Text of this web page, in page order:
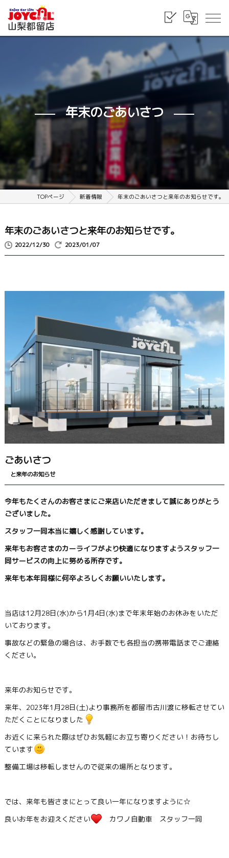
年末のごあいさつ
TOPページ 新着情報 年末のごあいさつと来年のお知らせです。
年末のごあいさつと来年のお知らせです。
2022/12/30 2023/01/07
ごあいさつ
と来年のお知らせ
今年もたくさんのお客さまにご来店いただきまして誠にありがとう
ございました。
スタッフ一同本当に嬉しく感謝しています。
来年もお客さまのカーライフがより快適になりますようスタッフ一
同サービスの向上に努める所存です。
来年も本年同様に何卒よろしくお願いいたします。
当店は12月28日(水)から1月4日(水)まで年末年始のお休みをいただ
いております。
事故などの緊急の場合は、お手数でも各担当の携帯電話までご連絡
ください。
来年のお知らせです。
来年、2023年1月28日(土)より事務所を都留市古川渡に移転させてい
ただくことになりました
お近くに来られた際はぜひお気軽にお立ち寄りください！お待ちし
ています
整備工場は移転しませんので従来の場所となります。
では、来年も皆さまにとって良い一年になりますように☆
良いお年をお迎えください
カワノ自動車 スタッフ一同